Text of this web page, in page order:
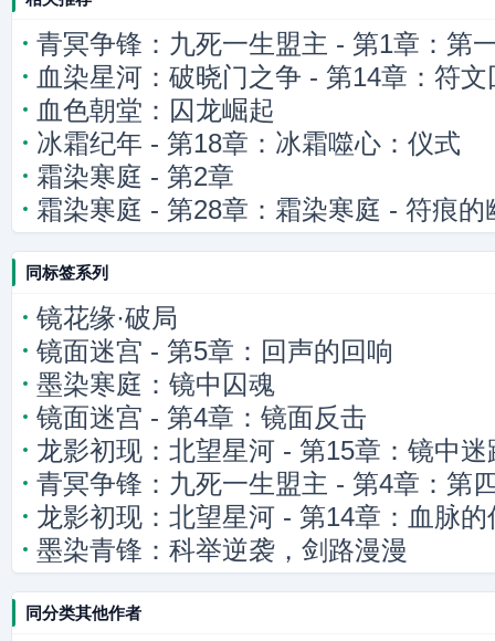
青冥争锋：九死一生盟主 - 第1章：第
染青冥
血染星河：破晓门之争 - 第14章：符文
血色朝堂：囚龙崛起
冰霜纪年 - 第18章：冰霜噬心：仪式
霜染寒庭 - 第2章
霜染寒庭 - 第28章：霜染寒庭 - 符痕的
同标签系列
镜花缘·破局
镜面迷宫 - 第5章：回声的回响
墨染寒庭：镜中囚魂
镜面迷宫 - 第4章：镜面反击
龙影初现：北望星河 - 第15章：镜中迷
青冥争锋：九死一生盟主 - 第4章：第
影逼近
龙影初现：北望星河 - 第14章：血脉的
墨染青锋：科举逆袭，剑路漫漫
同分类其他作者